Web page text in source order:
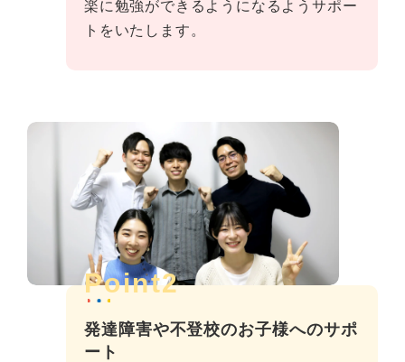
楽に勉強ができるようになるようサポー
トをいたします。
Point2
発達障害や不登校のお子様へのサポ
ート